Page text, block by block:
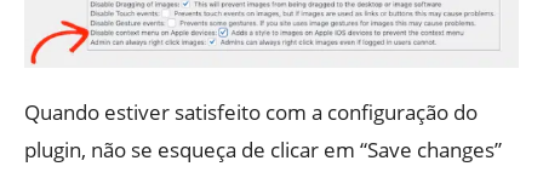
Quando estiver satisfeito com a configuração do
plugin, não se esqueça de clicar em “Save changes”